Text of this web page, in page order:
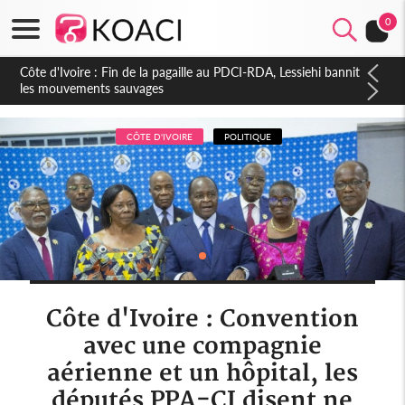
0
Côte d'Ivoire : Ouattara promet des sanctions contre les
déguerpissements illégaux
CÔTE D'IVOIRE POLITIQUE
Côte d'Ivoire : Convention
avec une compagnie
aérienne et un hôpital, les